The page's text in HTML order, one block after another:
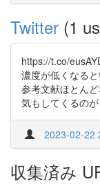
Twitter (1
https://t.co/
濃度が低くなる
参考文献ほとん
気もしてくるの
2023-02-22
収集済み